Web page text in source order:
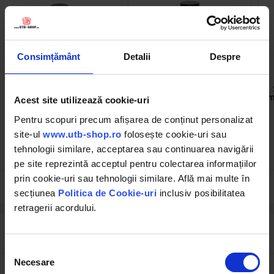
Consimțământ Detalii Despre
Acest site utilizează cookie-uri
Pentru scopuri precum afișarea de conținut personalizat
site-ul www.utb-shop.ro folosește cookie-uri sau
tehnologii similare, acceptarea sau continuarea navigării
pe site reprezintă acceptul pentru colectarea informațiilor
prin cookie-uri sau tehnologii similare. Află mai multe în
secțiunea Politica de Cookie-uri inclusiv posibilitatea
retragerii acordului.
consimțământului
Necesare
BK83001
(132)
13.05 RON
BK83000
(74)
10.48 RON
Descrierea produsului